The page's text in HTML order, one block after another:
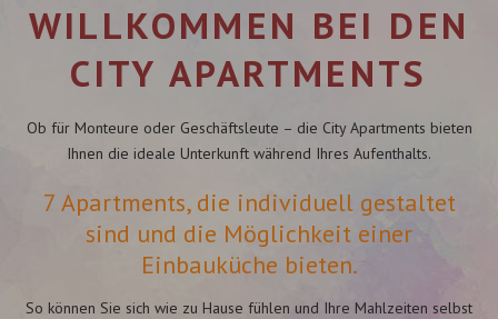
WILLKOMMEN BEI DEN
CITY APARTMENTS
Ob für Monteure oder Geschäftsleute – die City Apartments bieten
Ihnen die ideale Unterkunft während Ihres Aufenthalts.
7 Apartments, die individuell gestaltet
sind und die Möglichkeit einer
Einbauküche bieten.
So können Sie sich wie zu Hause fühlen und Ihre Mahlzeiten selbst